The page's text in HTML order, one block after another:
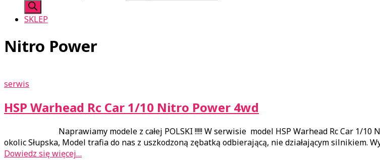
SKLEP
Nitro Power
serwis
HSP Warhead Rc Car 1/10 Nitro Power 4wd
Naprawiamy modele z całej POLSKI !!!!! W serwisie model HSP Warhead Rc Car 1/10
okolic Słupska, Model trafia do nas z uszkodzoną zębatką odbierającą, nie działającym silnikiem.
Dowiedz się więcej…